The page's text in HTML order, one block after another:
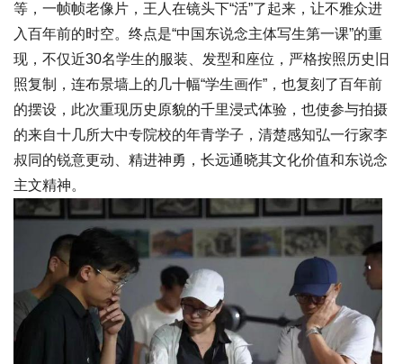
等，一帧帧老像片，王人在镜头下“活”了起来，让不雅众进
入百年前的时空。终点是“中国东说念主体写生第一课”的重
现，不仅近30名学生的服装、发型和座位，严格按照历史旧
照复制，连布景墙上的几十幅“学生画作”，也复刻了百年前
的摆设，此次重现历史原貌的千里浸式体验，也使参与拍摄
的来自十几所大中专院校的年青学子，清楚感知弘一行家李
叔同的锐意更动、精进神勇，长远通晓其文化价值和东说念
主文精神。